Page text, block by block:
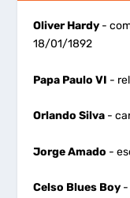
Oliver Hardy -
18/01/1892
Papa Paulo VI -
Orlando Silva -
Jorge Amado -
Celso Blues Boy -